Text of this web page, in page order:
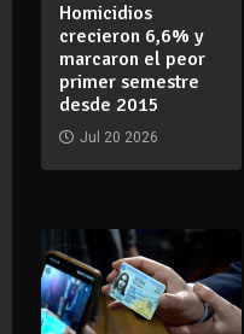
Homicidios
crecieron 6,6% y
marcaron el peor
primer semestre
desde 2015
Jul 20 2026